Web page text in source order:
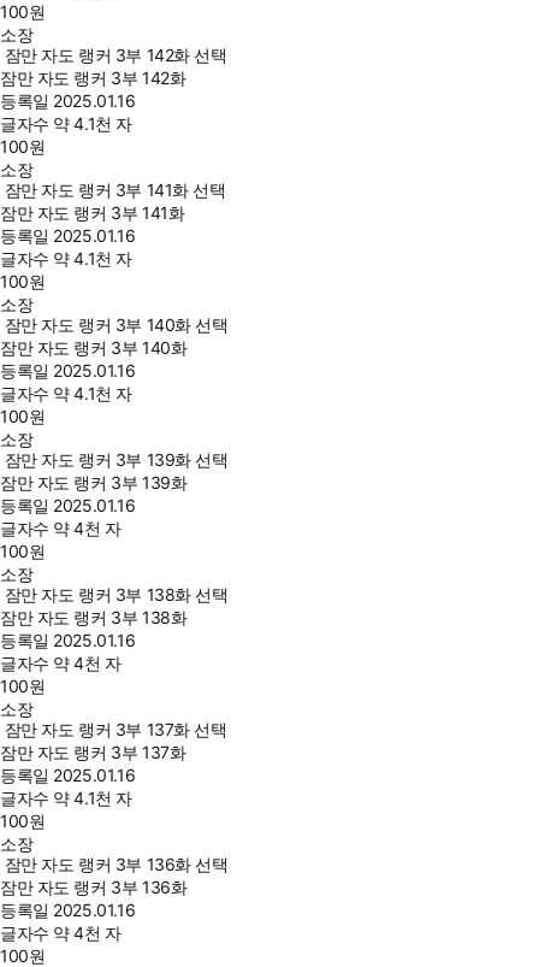
100원
소장
잠만 자도 랭커 3부 142화 선택
잠만 자도 랭커 3부 142화
등록일 2025.01.16
글자수 약 4.1천 자
100원
소장
잠만 자도 랭커 3부 141화 선택
잠만 자도 랭커 3부 141화
등록일 2025.01.16
글자수 약 4.1천 자
100원
소장
잠만 자도 랭커 3부 140화 선택
잠만 자도 랭커 3부 140화
등록일 2025.01.16
글자수 약 4.1천 자
100원
소장
잠만 자도 랭커 3부 139화 선택
잠만 자도 랭커 3부 139화
등록일 2025.01.16
글자수 약 4천 자
100원
소장
잠만 자도 랭커 3부 138화 선택
잠만 자도 랭커 3부 138화
등록일 2025.01.16
글자수 약 4천 자
100원
소장
잠만 자도 랭커 3부 137화 선택
잠만 자도 랭커 3부 137화
등록일 2025.01.16
글자수 약 4.1천 자
100원
소장
잠만 자도 랭커 3부 136화 선택
잠만 자도 랭커 3부 136화
등록일 2025.01.16
글자수 약 4천 자
100원